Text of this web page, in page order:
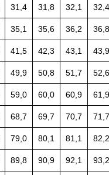
31,4 31,8 32,1 32,4
35,1 35,6 36,2 36,8
41,5 42,3 43,1 43,9
49,9 50,8 51,7 52,6
59,0 60,0 60,9 61,9
68,7 69,7 70,7 71,7
79,0 80,1 81,1 82,2
89,8 90,9 92,1 93,2